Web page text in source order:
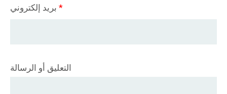
*
التعليق أو الرسالة